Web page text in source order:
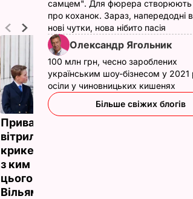
Приватний острів,
вітрильний спорт,
крикет на пляжі. Де і
з ким відпочиває
цього літа принц
Вільям
самцем". Для фюрера створюють
про коханок. Зараз, напередодні
нові чутки, нова нібито пасія
Олександр Ягольник
100 млн грн, чесно зароблених
українським шоу-бізнесом у 2021
осіли у чиновницьких кишенях
Більше свіжих блогів